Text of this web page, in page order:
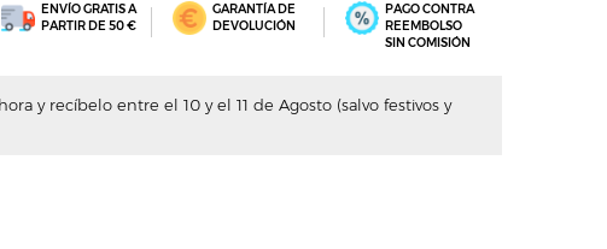
ENVÍO GRATIS A
PARTIR DE 50 €
GARANTÍA DE
DEVOLUCIÓN
PAGO CONTRA
REEMBOLSO
SIN COMISIÓN
y recíbelo entre el 10 y el 11 de Agosto (salvo festivos y